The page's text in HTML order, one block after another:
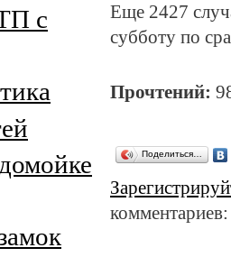
Еще 2427
субботу по
Прочтений:
Поделиться…
с